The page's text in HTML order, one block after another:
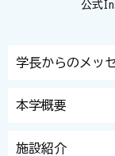
公式
学長からのメッ
本学概要
施設紹介